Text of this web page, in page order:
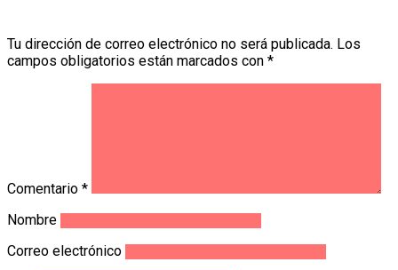
Tu dirección de correo electrónico no será publicada. Los
campos obligatorios están marcados con *
Comentario *
Nombre
Correo electrónico